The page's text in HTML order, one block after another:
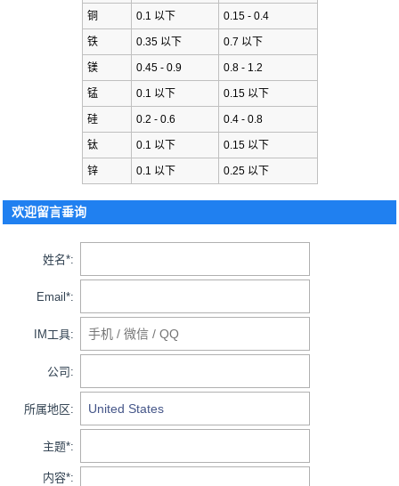
铜 0.1 以下 0.15 - 0.4
铁 0.35 以下 0.7 以下
镁 0.45 - 0.9 0.8 - 1.2
锰 0.1 以下 0.15 以下
硅 0.2 - 0.6 0.4 - 0.8
钛 0.1 以下 0.15 以下
锌 0.1 以下 0.25 以下
欢迎留言垂询
姓名*:
Email*:
IM工具:
公司:
所属地区:
主题*:
内容*: